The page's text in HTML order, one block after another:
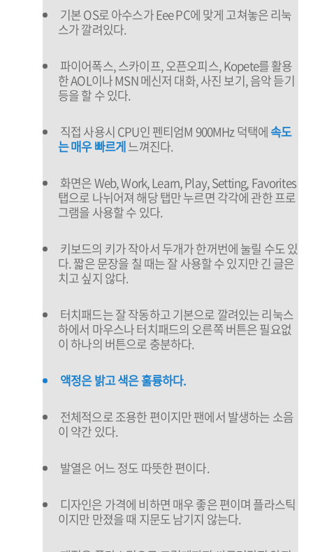
기본 OS로 아수스가 Eee PC에 맞게 고쳐놓은 리눅
스가 깔려있다.
파이어폭스, 스카이프, 오픈오피스, Kopete를 활용
한 AOL이나 MSN 메신저 대화, 사진 보기, 음악 듣기
등을 할 수 있다.
직접 사용시 CPU인 펜티엄M 900MHz 덕택에 속도
는 매우 빠르게느껴진다.
화면은 Web, Work, Learn, Play, Setting, Favorites
탭으로 나뉘어져 해당 탭만 누르면 각각에 관한 프로
그램을 사용할 수 있다.
키보드의 키가 작아서 두개가 한꺼번에 눌릴 수도 있
다. 짧은 문장을 칠 때는 잘 사용할 수 있지만 긴 글은
치고 싶지 않다.
터치패드는 잘 작동하고 기본으로 깔려있는 리눅스
하에서 마우스나 터치패드의 오른쪽 버튼은 필요없
이 하나의 버튼으로 충분하다.
액정은 밝고 색은 훌륭하다.
전체적으로 조용한 편이지만 팬에서 발생하는 소음
이 약간 있다.
발열은 어느 정도 따뜻한 편이다.
디자인은 가격에 비하면 매우 좋은 편이며 플라스틱
이지만 만졌을 때 지문도 남기지 않는다.